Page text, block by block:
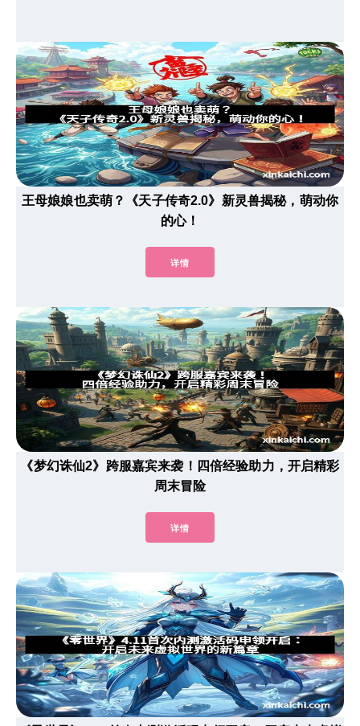
王母娘娘也卖萌？《天子传奇2.0》新灵兽揭秘，萌动你
的心！
详情
《梦幻诛仙2》跨服嘉宾来袭！四倍经验助力，开启精彩
周末冒险
详情